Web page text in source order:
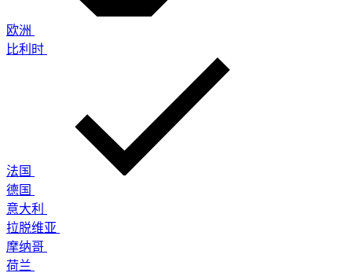
欧洲
比利时
法国
德国
意大利
拉脱维亚
摩纳哥
荷兰